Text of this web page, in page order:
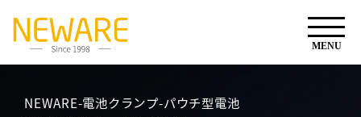
NEWARE-電池クランプ-パウチ型電池